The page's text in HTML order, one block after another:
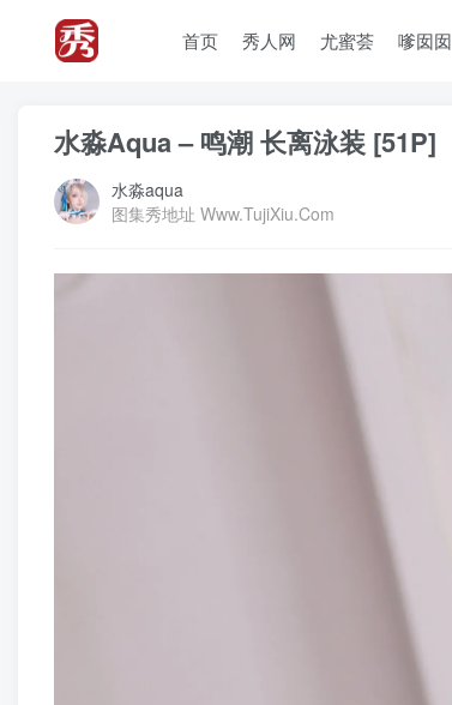
首页 秀人网 尤蜜荟 嗲囡囡
水淼Aqua – 鸣潮 长离泳装 [51P]
水淼aqua
图集秀地址 Www.TujiXiu.Com